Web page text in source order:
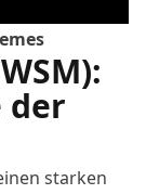
der
starken